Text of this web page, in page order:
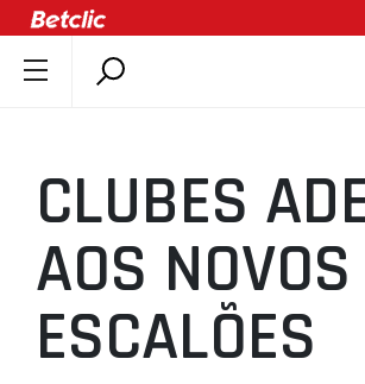
ÚLTIMAS
COMPETIÇÕES
ASSOCIAÇÕES
CLUBES
AGENTES
CLUBES
AOS NOVOS
ESCALÕES